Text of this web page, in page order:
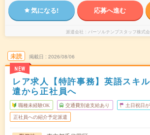
気になる! 応募へ進む
派遣会社 パーソルテンプスタッフ株式会
未読
NEW
掲載日 2026/08/06
レア求人【特許事務】英語スキ
遣から正社員へ
職種未経験OK 交通費別途支給あり 土日祝日
正社員への紹介予定派遣